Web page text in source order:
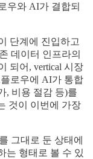
우와 AI가 결합되
단계에 진입하고
데이터 인프라의
되어, vertical 시장
로우에 AI가 통합
, 비용 절감 등)를
것이 이번에 가장
그대로 둔 상태에
는 형태로 볼 수 있